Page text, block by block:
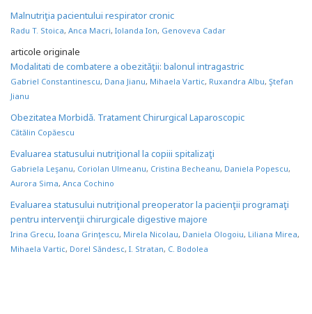
Malnutriţia pacientului respirator cronic
Radu T. Stoica, Anca Macri, Iolanda Ion, Genoveva Cadar
articole originale
Modalitati de combatere a obezităţii: balonul intragastric
Gabriel Constantinescu, Dana Jianu, Mihaela Vartic, Ruxandra Albu, Ştefan
Jianu
Obezitatea Morbidă. Tratament Chirurgical Laparoscopic
Cătălin Copăescu
Evaluarea statusului nutriţional la copiii spitalizaţi
Gabriela Leşanu, Coriolan Ulmeanu, Cristina Becheanu, Daniela Popescu,
Aurora Sima, Anca Cochino
Evaluarea statusului nutriţional preoperator la pacienţii programaţi
pentru intervenţii chirurgicale digestive majore
Irina Grecu, Ioana Grinţescu, Mirela Nicolau, Daniela Ologoiu, Liliana Mirea,
Mihaela Vartic, Dorel Săndesc, I. Stratan, C. Bodolea